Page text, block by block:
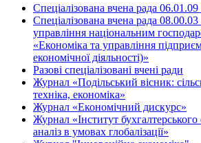
Спеціалізована вчена рада
Спеціалізована вчена рада
управління національним
«Економіка та управління
економічної діяльності)»
Разові спеціалізовані вчені ради
Журнал «Подільський вісник:
техніка, економіка»
Журнал «Економічний дискурс»
Журнал «Інститут бухгалтерського
аналіз в умовах глобалізації»